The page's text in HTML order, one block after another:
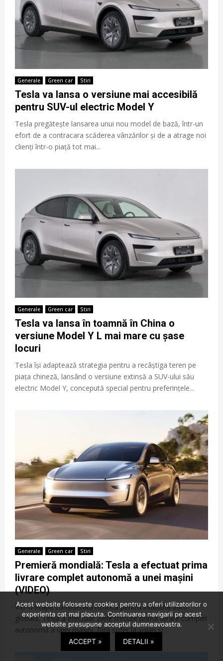
Generale Green car Stiri
Tesla va lansa o versiune mai accesibilă
pentru SUV-ul electric Model Y
Tesla pregătește lansarea unui nou model de bază, într-un
efort de a contracara scăderea vânzărilor și de a atrage noi
clienți într-o piață tot mai...
Generale Green car Stiri
Tesla va lansa în toamnă în China o
versiune Model Y L mai mare cu șase
locuri
Tesla își adaptează strategia pentru a recâștiga teren pe
piața chineză, lansând o versiune extinsă a SUV-ului său
electric Model Y, concepută special pentru preferințele...
Generale Green car Stiri
Premieră mondială: Tesla a efectuat prima
livrare complet autonomă a unei mașini
(VIDEO)
Într-o etapă considerată istorică pentru industria auto
globală, Tesla a efectuat zilele trecute prima livrare complet
autonomă a unei mașini, fără șofer la volan și...
Acest website foloseste cookies pentru a oferi utilizatorilor o
experienta cat mai placuta. Continuarea navigarii pe acest
website presupune acceptul dumneavoastra.
ACCEPT » DETALII »